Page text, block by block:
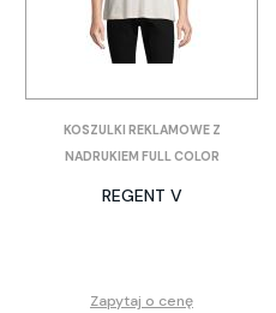
KOSZULKI REKLAMOWE Z
NADRUKIEM FULL COLOR
REGENT V
Zapytaj o cenę